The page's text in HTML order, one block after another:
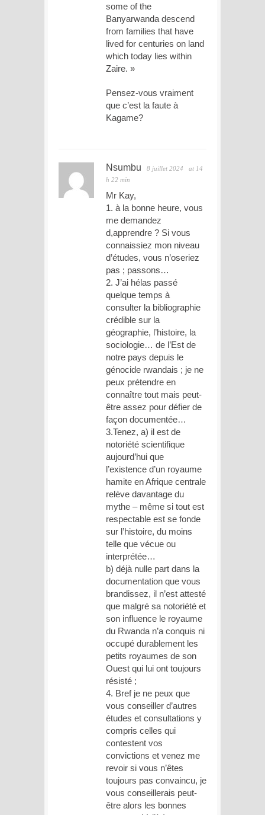
some of the
Banyarwanda descend
from families that have
lived for centuries on land
which today lies within
Zaire. »
Pensez-vous vraiment
que c’est la faute à
Kagame?
Nsumbu 8 juillet 2024
at 14
h 22 min
Mr Kay,
1. à la bonne heure, vous
me demandez
d,apprendre ? Si vous
connaissiez mon niveau
d’études, vous n’oseriez
pas ; passons…
2. J’ai hélas passé
quelque temps à
consulter la bibliographie
crédible sur la
géographie, l’histoire, la
sociologie… de l’Est de
notre pays depuis le
génocide rwandais ; je ne
peux prétendre en
connaître tout mais peut-
être assez pour défier de
façon documentée…
3.Tenez, a) il est de
notoriété scientifique
aujourd’hui que
l’existence d’un royaume
hamite en Afrique centrale
relève davantage du
mythe – même si tout est
respectable est se fonde
sur l’histoire, du moins
telle que vécue ou
interprétée…
b) déjà nulle part dans la
documentation que vous
brandissez, il n’est attesté
que malgré sa notoriété et
son influence le royaume
du Rwanda n’a conquis ni
occupé durablement les
petits royaumes de son
Ouest qui lui ont toujours
résisté ;
4. Bref je ne peux que
vous conseiller d’autres
études et consultations y
compris celles qui
contestent vos
convictions et venez me
revoir si vous n’êtes
toujours pas convaincu, je
vous conseillerais peut-
être alors les bonnes